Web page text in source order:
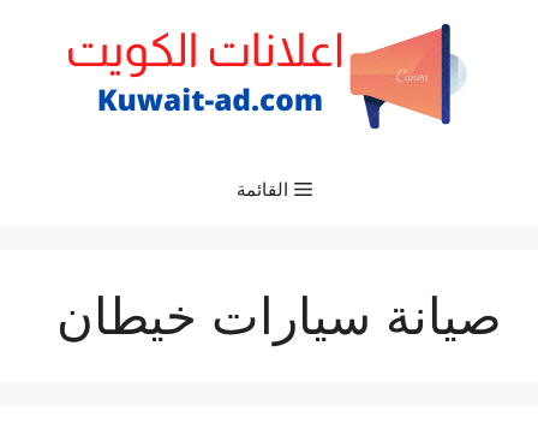
القائمة
صيانة سيارات خيطان